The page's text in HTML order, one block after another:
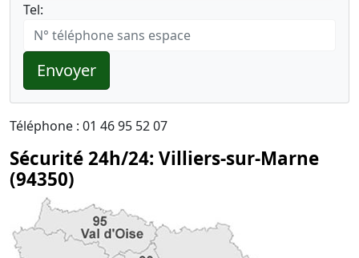
Tel:
Envoyer
Téléphone : 01 46 95 52 07
Sécurité 24h/24: Villiers-sur-Marne
(94350)